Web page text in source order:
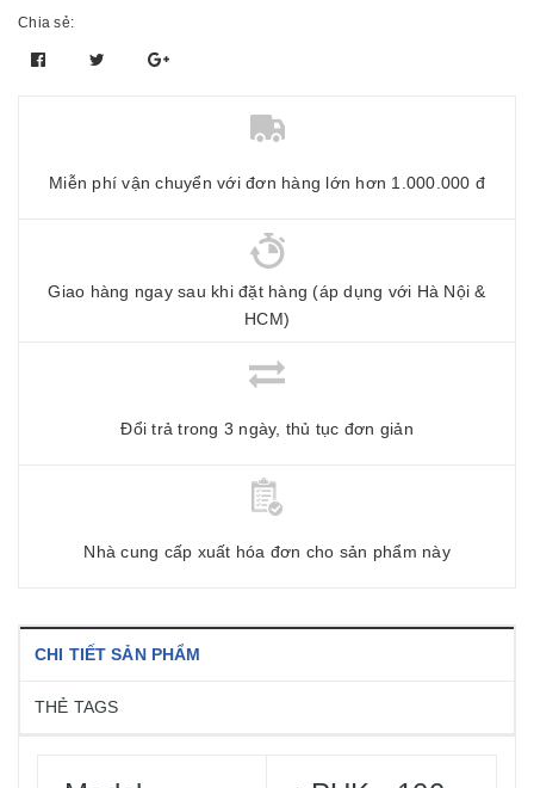
Chia sẻ:
Miễn phí vận chuyển với đơn hàng lớn hơn 1.000.000 đ
Giao hàng ngay sau khi đặt hàng (áp dụng với Hà Nội &
HCM)
Đổi trả trong 3 ngày, thủ tục đơn giản
Nhà cung cấp xuất hóa đơn cho sản phẩm này
CHI TIẾT SẢN PHẨM
THẺ TAGS